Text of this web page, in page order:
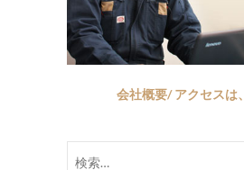
会社概要/ アクセスは